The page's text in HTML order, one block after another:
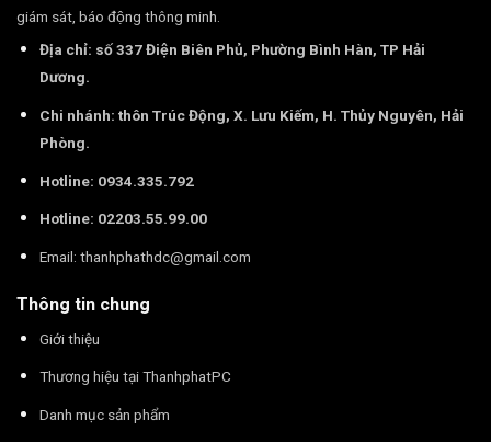
giám sát, báo động thông minh.
Địa chỉ: số 337 Điện Biên Phủ, Phường Bình Hàn, TP Hải
Dương.
Chi nhánh: thôn Trúc Động, X. Lưu Kiếm, H. Thủy Nguyên, Hải
Phòng.
Hotline: 0934.335.792
Hotline: 02203.55.99.00
Email: thanhphathdc@gmail.com
Thông tin chung
Giới thiệu
Thương hiệu tại ThanhphatPC
Danh mục sản phẩm